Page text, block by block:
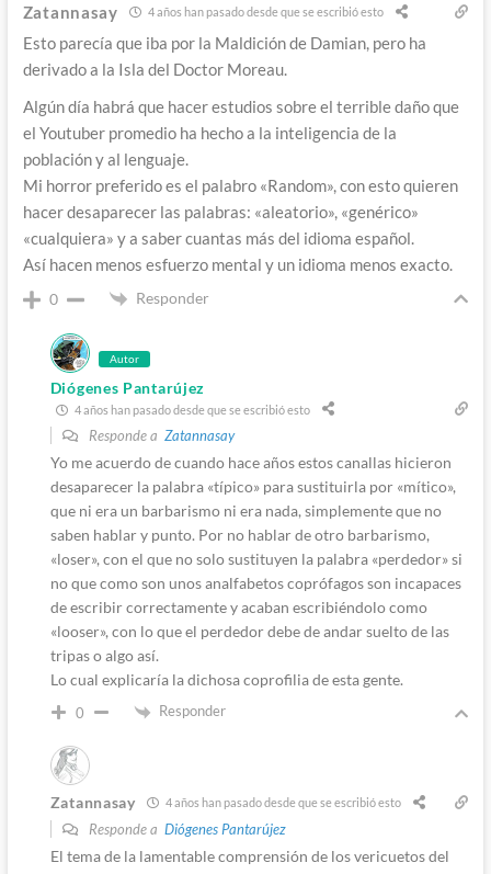
Zatannasay 4 años han pasado desde que se escribió esto
Esto parecía que iba por la Maldición de Damian, pero ha
derivado a la Isla del Doctor Moreau.
Algún día habrá que hacer estudios sobre el terrible daño que
el Youtuber promedio ha hecho a la inteligencia de la
población y al lenguaje.
Mi horror preferido es el palabro «Random», con esto quieren
hacer desaparecer las palabras: «aleatorio», «genérico»
«cualquiera» y a saber cuantas más del idioma español.
Así hacen menos esfuerzo mental y un idioma menos exacto.
0 Responder
Autor
Diógenes Pantarújez
4 años han pasado desde que se escribió esto
Responde a Zatannasay
Yo me acuerdo de cuando hace años estos canallas hicieron
desaparecer la palabra «típico» para sustituirla por «mítico»,
que ni era un barbarismo ni era nada, simplemente que no
saben hablar y punto. Por no hablar de otro barbarismo,
«loser», con el que no solo sustituyen la palabra «perdedor» si
no que como son unos analfabetos coprófagos son incapaces
de escribir correctamente y acaban escribiéndolo como
«looser», con lo que el perdedor debe de andar suelto de las
tripas o algo así.
Lo cual explicaría la dichosa coprofilia de esta gente.
0 Responder
Zatannasay 4 años han pasado desde que se escribió esto
Responde a Diógenes Pantarújez
El tema de la lamentable comprensión de los vericuetos del